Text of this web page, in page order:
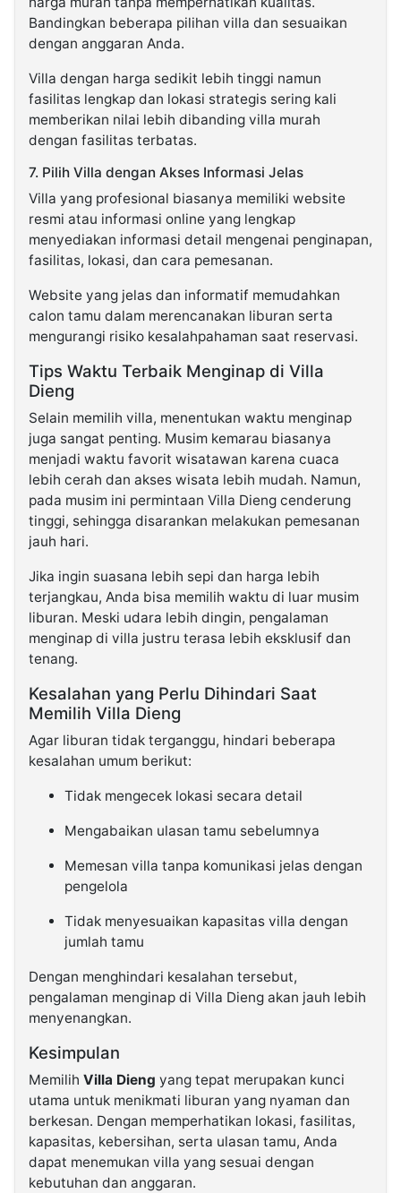
Bandingkan beberapa pilihan villa dan sesuaikan
dengan anggaran Anda.
Villa dengan harga sedikit lebih tinggi namun
fasilitas lengkap dan lokasi strategis sering kali
memberikan nilai lebih dibanding villa murah
dengan fasilitas terbatas.
7. Pilih Villa dengan Akses Informasi Jelas
Villa yang profesional biasanya memiliki website
resmi atau informasi online yang lengkap
menyediakan informasi detail mengenai penginapan,
fasilitas, lokasi, dan cara pemesanan.
Website yang jelas dan informatif memudahkan
calon tamu dalam merencanakan liburan serta
mengurangi risiko kesalahpahaman saat reservasi.
Tips Waktu Terbaik Menginap di Villa
Dieng
Selain memilih villa, menentukan waktu menginap
juga sangat penting. Musim kemarau biasanya
menjadi waktu favorit wisatawan karena cuaca
lebih cerah dan akses wisata lebih mudah. Namun,
pada musim ini permintaan Villa Dieng cenderung
tinggi, sehingga disarankan melakukan pemesanan
jauh hari.
Jika ingin suasana lebih sepi dan harga lebih
terjangkau, Anda bisa memilih waktu di luar musim
liburan. Meski udara lebih dingin, pengalaman
menginap di villa justru terasa lebih eksklusif dan
tenang.
Kesalahan yang Perlu Dihindari Saat
Memilih Villa Dieng
Agar liburan tidak terganggu, hindari beberapa
kesalahan umum berikut:
Tidak mengecek lokasi secara detail
Mengabaikan ulasan tamu sebelumnya
Memesan villa tanpa komunikasi jelas dengan
pengelola
Tidak menyesuaikan kapasitas villa dengan
jumlah tamu
Dengan menghindari kesalahan tersebut,
pengalaman menginap di Villa Dieng akan jauh lebih
menyenangkan.
Kesimpulan
Memilih Villa Dieng yang tepat merupakan kunci
utama untuk menikmati liburan yang nyaman dan
berkesan. Dengan memperhatikan lokasi, fasilitas,
kapasitas, kebersihan, serta ulasan tamu, Anda
dapat menemukan villa yang sesuai dengan
kebutuhan dan anggaran.